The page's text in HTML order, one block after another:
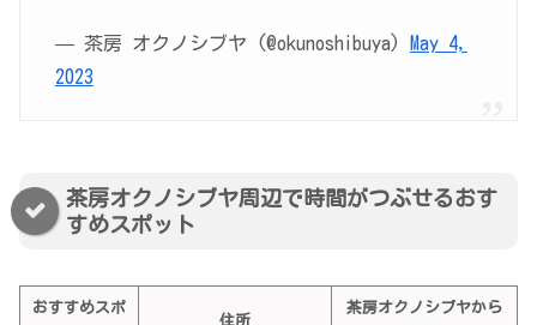
— 茶房 オクノシブヤ (@okunoshibuya)
May 4,
2023
茶房オクノシブヤ周辺で時間がつぶせるおす
すめスポット
おすすめスポ
住所
茶房オクノシブヤから